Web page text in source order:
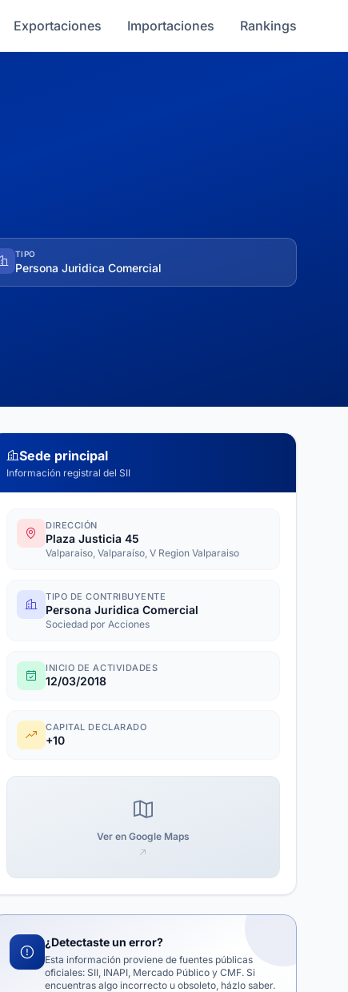
Exportaciones Importaciones Rankings
TIPO
Persona Juridica Comercial
Sede principal
Información registral del SII
DIRECCIÓN
Plaza Justicia 45
Valparaiso, Valparaíso, V Region Valparaiso
TIPO DE CONTRIBUYENTE
Persona Juridica Comercial
Sociedad por Acciones
INICIO DE ACTIVIDADES
12/03/2018
CAPITAL DECLARADO
+10
Ver en Google Maps
¿Detectaste un error?
Esta información proviene de fuentes públicas
oficiales: SII, INAPI, Mercado Público y CMF. Si
encuentras algo incorrecto u obsoleto, házlo saber.